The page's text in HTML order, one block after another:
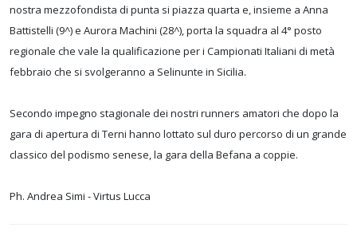
nostra mezzofondista di punta si piazza quarta e, insieme a Anna
Battistelli (9^) e Aurora Machini (28^), porta la squadra al 4° posto
regionale che vale la qualificazione per i Campionati Italiani di metà
febbraio che si svolgeranno a Selinunte in Sicilia.
Secondo impegno stagionale dei nostri runners amatori che dopo la
gara di apertura di Terni hanno lottato sul duro percorso di un grande
classico del podismo senese, la gara della Befana a coppie.
Ph. Andrea Simi - Virtus Lucca